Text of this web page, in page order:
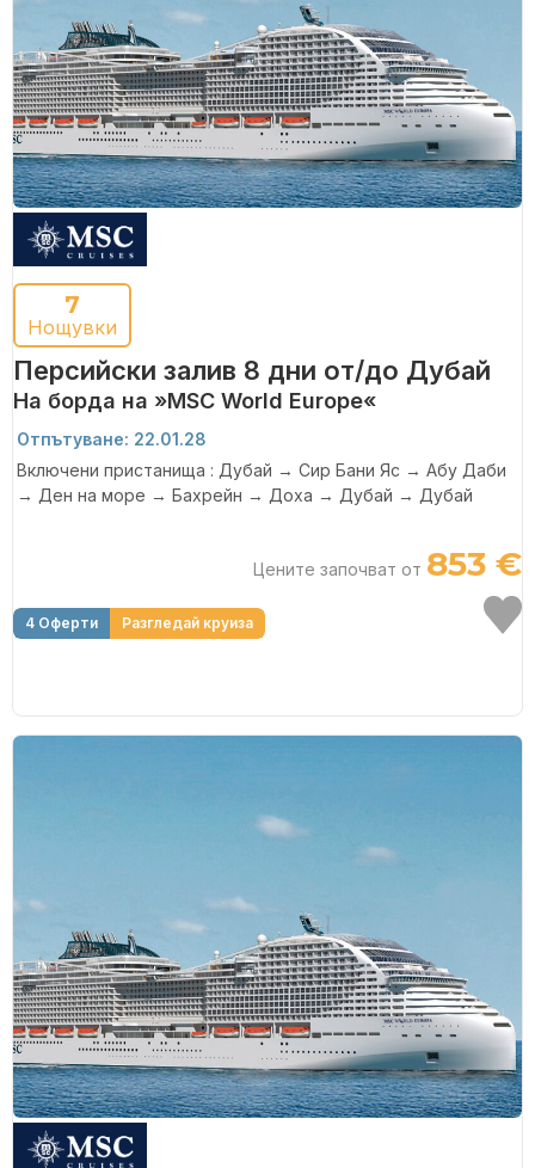
7
Нощувки
Персийски залив 8 дни от/до Дубай
На борда на »MSC World Europe«
Отпътуване: 22.01.28
Включени пристанища : Дубай → Сир Бани Яс → Абу Даби
→ Ден на море → Бахрейн → Доха → Дубай → Дубай
Цените започват от 853 €
4 Оферти Разгледай круиза